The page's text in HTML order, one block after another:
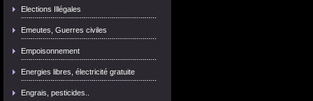
Elections Illégales
Emeutes, Guerres civiles
Empoisonnement
Energies libres, électricité gratuite
Engrais, pesticides..